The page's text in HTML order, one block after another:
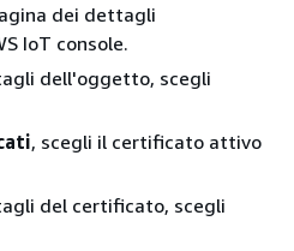
dei dettagli
IoT console.
dell'oggetto, scegli
, scegli il certificato attivo
del certificato, scegli